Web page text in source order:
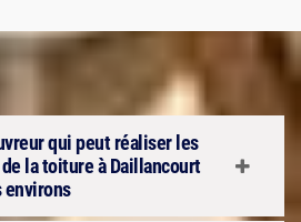
qui peut réaliser les
la toiture à Daillancourt
environs